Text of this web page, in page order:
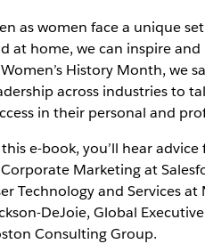
as women face a unique
at home, we can inspire
History Month, we
across industries to
in their personal and
e-book, you’ll hear
Marketing at
Technology and Services
DeJoie, Global
Consulting Group.